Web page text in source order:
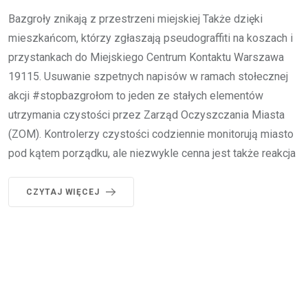
Bazgroły znikają z przestrzeni miejskiej Także dzięki
mieszkańcom, którzy zgłaszają pseudograffiti na koszach i
przystankach do Miejskiego Centrum Kontaktu Warszawa
19115. Usuwanie szpetnych napisów w ramach stołecznej
akcji #stopbazgrołom to jeden ze stałych elementów
utrzymania czystości przez Zarząd Oczyszczania Miasta
(ZOM). Kontrolerzy czystości codziennie monitorują miasto
pod kątem porządku, ale niezwykle cenna jest także reakcja
CZYTAJ WIĘCEJ